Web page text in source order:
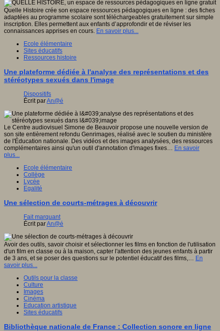
Quelle Histoire crée son espace ressources pédagogiques en ligne : des fiches
adaptées au programme scolaire sont téléchargeables gratuitement sur simple
inscription. Elles permettent aux enfants d’approfondir et de réviser les
connaissances apprises en cours. En savoir plus...
Ecole élémentaire
Sites éducatifs
Ressources histoire
Une plateforme dédiée à l'analyse des représentations et des
stéréotypes sexués dans l'image
Dispositifs
Écrit parAn@é
Le Centre audiovisuel Simone de Beauvoir propose une nouvelle version de
son site entièrement refondu Genrimages, réalisé avec le soutien du ministère
de l'Éducation nationale. Des vidéos et des images analysées, des ressources
complémentaires ainsi qu'un outil d'annotation d'images fixes… En savoir
plus...
Ecole élémentaire
Collège
Lycée
Egalité
Une sélection de courts-métrages à découvrir
Fait marquant
Écrit parAn@é
Avoir des outils, savoir choisir et sélectionner les films en fonction de l'utilisation
d'un film en classe ou à la maison, capter l'attention des jeunes enfants à partir
de 3 ans, et se poser des questions sur le potentiel éducatif des films,… En
savoir plus...
Outils pour la classe
Culture
Images
Cinéma
Education artistique
Sites éducatifs
Bibliothèque nationale de France : Collection sonore en ligne